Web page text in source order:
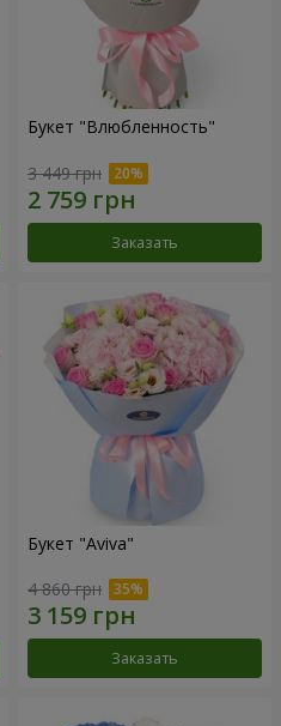
Букет "Влюбленность"
3 449 грн
Заказать
Букет "Aviva"
4 860 грн
Заказать